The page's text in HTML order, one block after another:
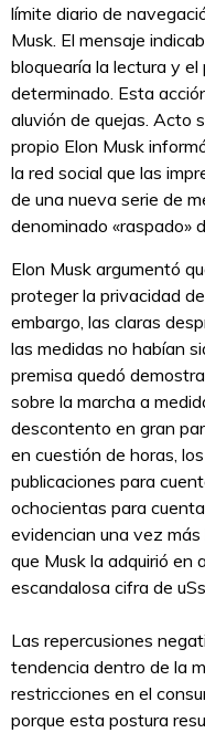
límite diario de
Musk. El mensaje
bloquearía la lectura y
determinado. Esta
aluvión de quejas. Acto
propio Elon Musk
la red social que las
de una nueva serie de
denominado «raspado»
Elon Musk argumentó
proteger la privacidad
embargo, las claras
las medidas no habían
premisa quedó
sobre la marcha a
descontento en gran
en cuestión de horas,
publicaciones para
ochocientas para
evidencian una vez
que Musk la adquirió en
escandalosa cifra de
Las repercusiones
tendencia dentro de la
restricciones en el
porque esta postura